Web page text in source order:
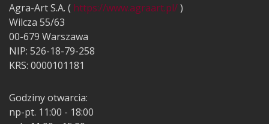
Agra-Art S.A. ( https://www.agraart.pl/)
Wilcza 55/63
00-679 Warszawa
NIP: 526-18-79-258
KRS: 0000101181
Godziny otwarcia:
np-pt. 11:00 - 18:00